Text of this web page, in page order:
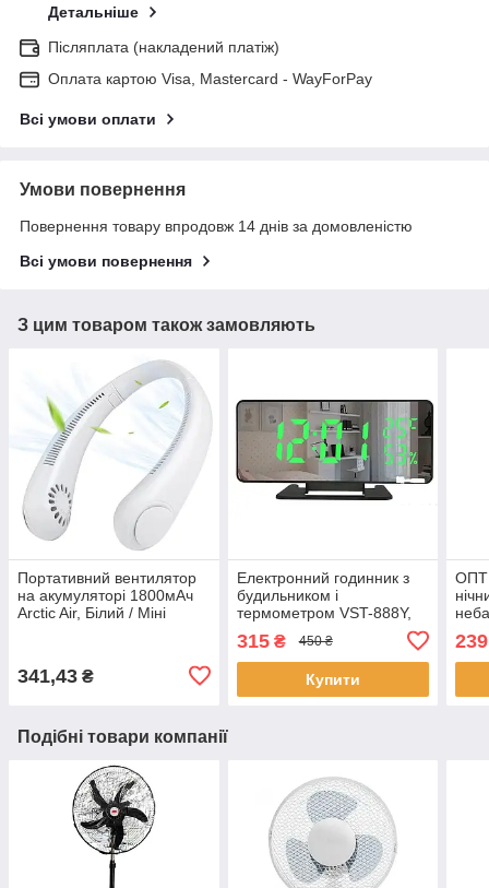
Детальніше
Післяплата (накладений платіж)
Оплата картою Visa, Mastercard - WayForPay
Всі умови оплати
Умови повернення
Повернення товару впродовж 14 днів за домовленістю
Всі умови повернення
З цим товаром також замовляють
Портативний вентилятор
на акумуляторі 1800мАч
Arctic Air, Білий / Міні
341,43 ₴
Електронний годинник з
будильником і
термометром VST-888Y,
Дзеркальний годинник із
зеленим LED
315₴ 450 ₴
Купити
ОПТ
Подібні товари компанії